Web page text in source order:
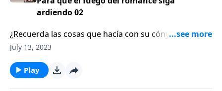
ardiendo 02
¿Recuerda las cosas que hacía con su cónyuge
cuando eran novios? En esta serie estamos hablando
July 13, 2023
Play